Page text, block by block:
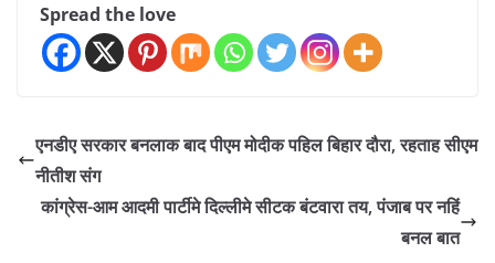
Spread the love
एनडीए सरकार बनलाक बाद पीएम मोदीक पहिल बिहार दौरा, रहताह सीएम
नीतीश संग
कांग्रेस-आम आदमी पार्टीमे दिल्लीमे सीटक बंटवारा तय, पंजाब पर नहिं
बनल बात